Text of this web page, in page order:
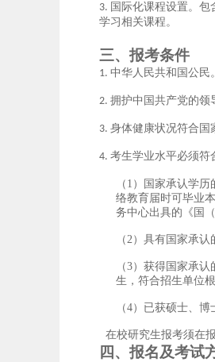
3. 国际化课程设置。包
学习相关课程。
三、报考条件
1. 中华人民共和国公民
2. 拥护中国共产党的领
3. 身体健康状况符合国
4. 考生学业水平必须符
（1）
国家承认学
络教育届时可毕业
务中心出具的《国
（2）具有国家承认
（3）获得国家承认
生，符合招生单位
（4）已获硕士、博
在校研究生报考须在
四、报名及考试